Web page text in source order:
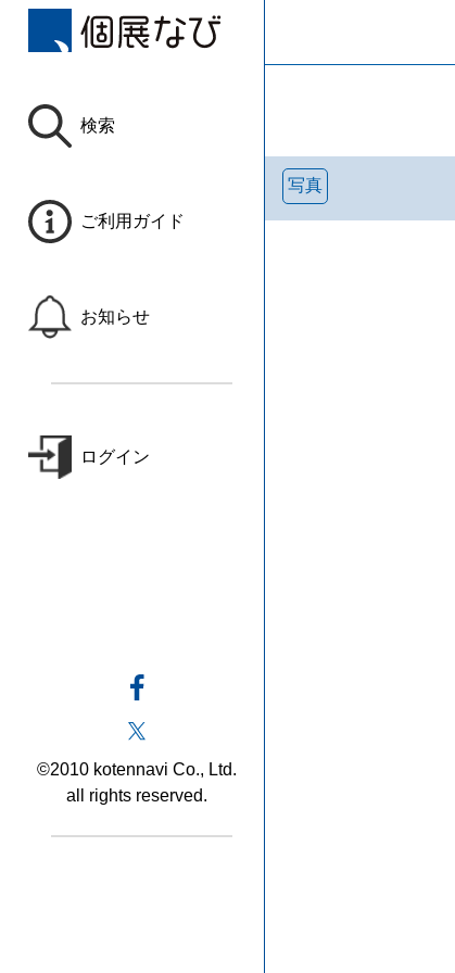
検索
ご利用ガイド
お知らせ
ログイン
©2010 kotennavi Co., Ltd.
all rights reserved.
写真